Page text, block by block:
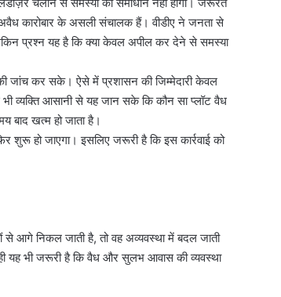
कारोबार के असली संचालक हैं। वीडीए ने जनता से
प्रश्न यह है कि क्या केवल अपील कर देने से समस्या
जांच कर सके। ऐसे में प्रशासन की जिम्मेदारी केवल
भी व्यक्ति आसानी से यह जान सके कि कौन सा प्लॉट वैध
खत्म हो जाता है।
शुरू हो जाएगा। इसलिए जरूरी है कि इस कार्रवाई को
से आगे निकल जाती है, तो वह अव्यवस्था में बदल जाती
यह भी जरूरी है कि वैध और सुलभ आवास की व्यवस्था